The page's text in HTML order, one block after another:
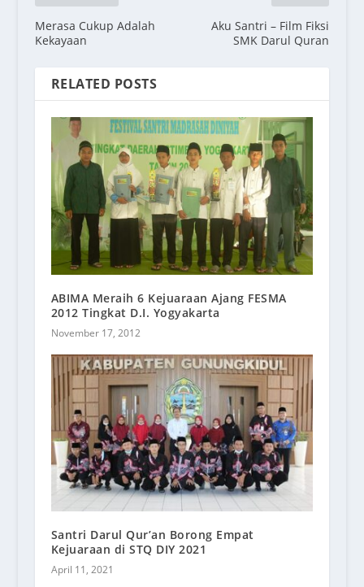
Merasa Cukup Adalah
Kekayaan
Aku Santri – Film Fiksi
SMK Darul Quran
RELATED POSTS
ABIMA Meraih 6 Kejuaraan Ajang FESMA
2012 Tingkat D.I. Yogyakarta
November 17, 2012
Santri Darul Qur’an Borong Empat
Kejuaraan di STQ DIY 2021
April 11, 2021